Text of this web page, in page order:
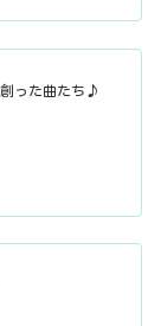
った曲たち♪